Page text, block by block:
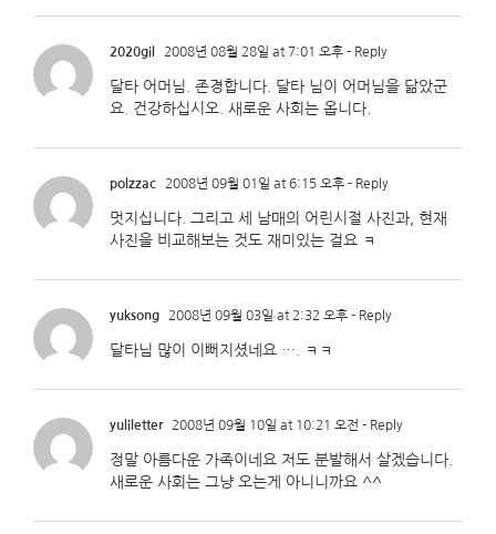
2020gil 2008년 08월 28일 at 7:01 오후 - Reply
달타 어머님. 존경합니다. 달타 님이 어머님을 닮았군
요. 건강하십시오. 새로운 사회는 옵니다.
polzzac 2008년 09월 01일 at 6:15 오후 - Reply
멋지십니다. 그리고 세 남매의 어린시절 사진과, 현재
사진을 비교해보는 것도 재미있는 걸요 ㅋ
yuksong 2008년 09월 03일 at 2:32 오후 - Reply
달타님 많이 이뻐지셨네요 …. ㅋㅋ
yuliletter 2008년 09월 10일 at 10:21 오전 - Reply
정말 아름다운 가족이네요 저도 분발해서 살겠습니다.
새로운 사회는 그냥 오는게 아니니까요 ^^